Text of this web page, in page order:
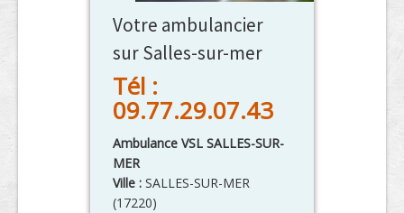
Votre ambulancier
sur Salles-sur-mer
Tél :
09.77.29.07.43
Ambulance VSL SALLES-SUR-
MER
Ville : SALLES-SUR-MER
(17220)